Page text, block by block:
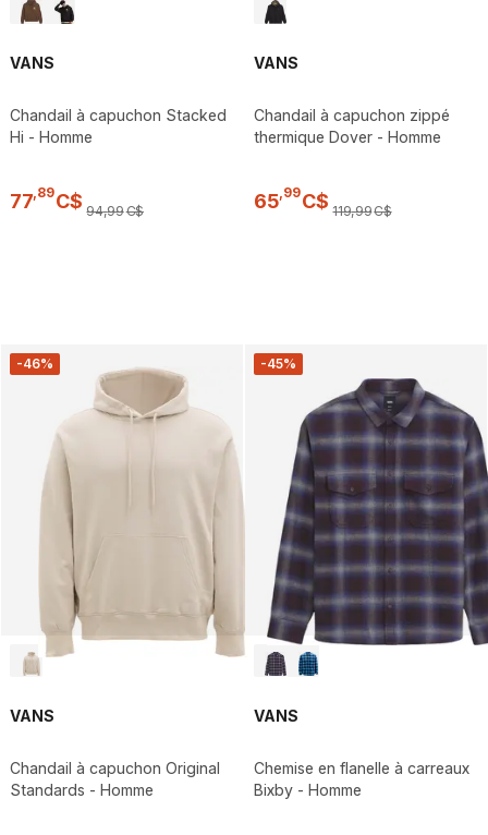
VANS
Chandail à capuchon Stacked
Hi - Homme
77,89C$ 94,99C$
VANS
Chandail à capuchon zippé
thermique Dover - Homme
65,99C$ 119,99C$
-46%
VANS
Chandail à capuchon Original
Standards - Homme
-45%
VANS
Chemise en flanelle à carreaux
Bixby - Homme